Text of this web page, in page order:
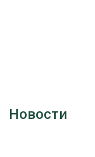
Новости